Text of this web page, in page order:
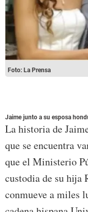
Foto: La Prensa
Jaime junto a su esposa
La historia de
que se encuentra
que el Ministerio
custodia de su hija
conmueve a miles